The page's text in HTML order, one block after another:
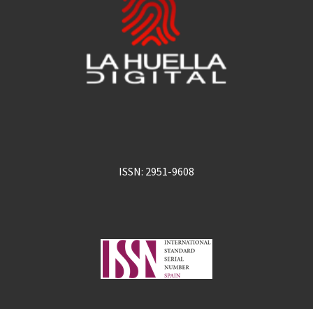
ISSN: 2951-9608